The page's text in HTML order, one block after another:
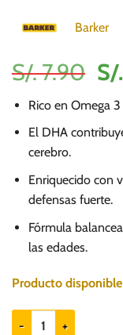
Barker
S/.7.90 El
S/.
Rico en Omega
El DHA
cerebro.
Enriquecido con
defensas fuerte.
Fórmula
las edades.
Producto disponible
Barker Pescados